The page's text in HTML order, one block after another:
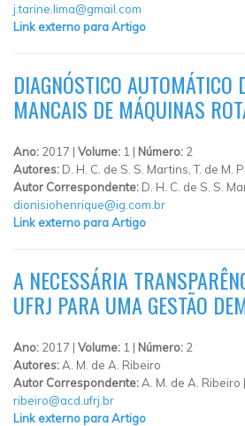
j.tarine.lima@gmail.com
Link externo para Artigo
DIAGNÓSTICO AUTOMÁTICO
MANCAIS DE MÁQUINAS
Ano: 2017 | Volume: 1 | Número: 2
Autores: D. H. C. de S. S. Martins, T. de M.
Autor Correspondente: D. H. C. de S. S.
dionisiohenrique@ig.com.br
Link externo para Artigo
A NECESSÁRIA
UFRJ PARA UMA GESTÃO
Ano: 2017 | Volume: 1 | Número: 2
Autores:A. M. de A. Ribeiro
Autor Correspondente:A. M. de A. Ribeiro |
ribeiro@acd.ufrj.br
Link externo para Artigo